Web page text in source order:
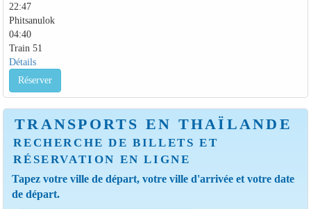
22:47
Phitsanulok
04:40
Train 51
Détails
Réserver
TRANSPORTS EN THAÏLANDE
RECHERCHE DE BILLETS ET
RÉSERVATION EN LIGNE
Tapez votre ville de départ, votre ville d'arrivée et votre date
de départ.